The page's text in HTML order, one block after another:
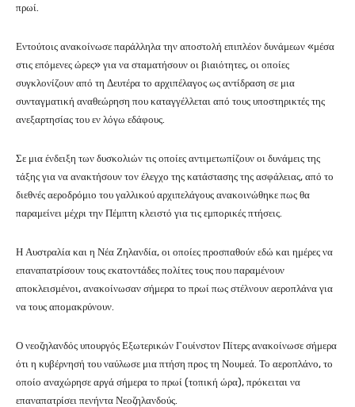
πρωί.
Εντούτοις ανακοίνωσε παράλληλα την αποστολή επιπλέον δυνάμεων «μέσα
στις επόμενες ώρες» για να σταματήσουν οι βιαιότητες, οι οποίες
συγκλονίζουν από τη Δευτέρα το αρχιπέλαγος ως αντίδραση σε μια
συνταγματική αναθεώρηση που καταγγέλλεται από τους υποστηρικτές της
ανεξαρτησίας του εν λόγω εδάφους.
Σε μια ένδειξη των δυσκολιών τις οποίες αντιμετωπίζουν οι δυνάμεις της
τάξης για να ανακτήσουν τον έλεγχο της κατάστασης της ασφάλειας, από το
διεθνές αεροδρόμιο του γαλλικού αρχιπελάγους ανακοινώθηκε πως θα
παραμείνει μέχρι την Πέμπτη κλειστό για τις εμπορικές πτήσεις.
Η Αυστραλία και η Νέα Ζηλανδία, οι οποίες προσπαθούν εδώ και ημέρες να
επαναπατρίσουν τους εκατοντάδες πολίτες τους που παραμένουν
αποκλεισμένοι, ανακοίνωσαν σήμερα το πρωί πως στέλνουν αεροπλάνα για
να τους απομακρύνουν.
Ο νεοζηλανδός υπουργός Εξωτερικών Γουίνστον Πίτερς ανακοίνωσε σήμερα
ότι η κυβέρνησή του ναύλωσε μια πτήση προς τη Νουμεά. Το αεροπλάνο, το
οποίο αναχώρησε αργά σήμερα το πρωί (τοπική ώρα), πρόκειται να
επαναπατρίσει πενήντα Νεοζηλανδούς.